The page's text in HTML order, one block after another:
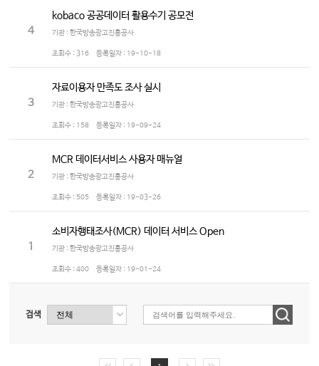
4
kobaco 공공데이터 활용수기 공모전
기관 : 한국방송광고진흥공사
조회수 : 316 등록일자 : 19-10-18
3
자료이용자 만족도 조사 실시
기관 : 한국방송광고진흥공사
조회수 : 158 등록일자 : 19-09-24
2
MCR 데이터서비스 사용자 매뉴얼
기관 : 한국방송광고진흥공사
조회수 : 505 등록일자 : 19-03-26
1
소비자행태조사(MCR) 데이터 서비스 Open
기관 : 한국방송광고진흥공사
조회수 : 400 등록일자 : 19-01-24
검색